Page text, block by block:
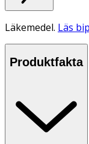
Läkemedel. Läs
Produktfakta